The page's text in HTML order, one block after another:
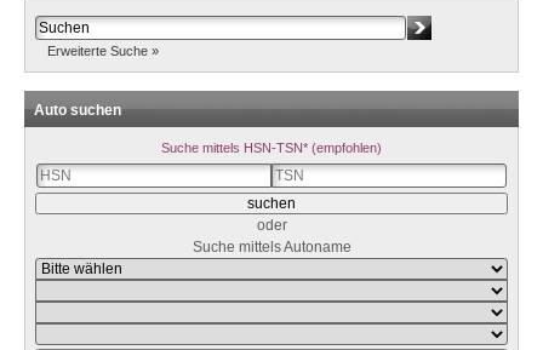
Erweiterte Suche »
Auto suchen
Suche mittels HSN-TSN* (empfohlen)
oder
Suche mittels Autoname